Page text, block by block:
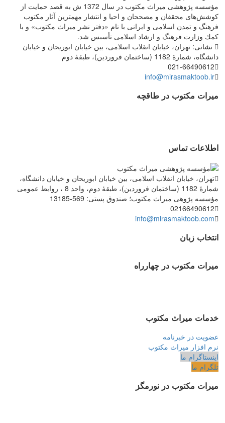
مؤسسه پژوهشی میراث مكتوب در سال 1372 ش به قصد حمایت از
كوشش‌های محققان و مصححان و احیا و انتشار مهمترین آثار مكتوب
فرهنگ و تمدن اسلامی و ایرانی با نام «دفتر نشر میراث مكتوب» و با
كمك وزارت فرهنگ و ارشاد اسلامی تأسیس شد.
نشانی: تهران، خیابان انقلاب اسلامی، بین خیابان ابوریحان و خیابان
دانشگاه، شمارۀ 1182 (ساختمان فروردین)، طبقۀ دوم
021-66490612
info@mirasmaktoob.ir
میرات مکتوب در طاقچه
اطلاعات تماس
تهران، خیابان انقلاب اسلامی، بین خیابان ابوریحان و خیابان دانشگاه،
شمارۀ 1182 (ساختمان فروردین)، طبقۀ دوم، واحد 8 ، روابط عمومی
مؤسسه پژوهی میراث مکتوب؛ صندوق پستی: 569-13185
02166490612
info@mirasmaktoob.com
انتخاب زبان
میرات مکتوب در چهارراه
خدمات میراث مکتوب
عضویت در خبرنامه
نرم افزار میراث مکتوب
اینستاگرام ما
تلگرام ما
میرات مکتوب در نورمگز